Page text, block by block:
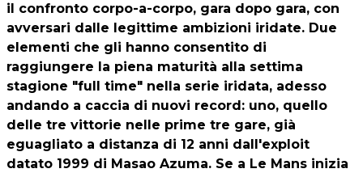
il confronto corpo-a-corpo, gara dopo gara, con
avversari dalle legittime ambizioni iridate. Due
elementi che gli hanno consentito di
raggiungere la piena maturità alla settima
stagione "full time" nella serie iridata, adesso
andando a caccia di nuovi record: uno, quello
delle tre vittorie nelle prime tre gare, già
eguagliato a distanza di 12 anni dall'exploit
datato 1999 di Masao Azuma. Se a Le Mans inizia